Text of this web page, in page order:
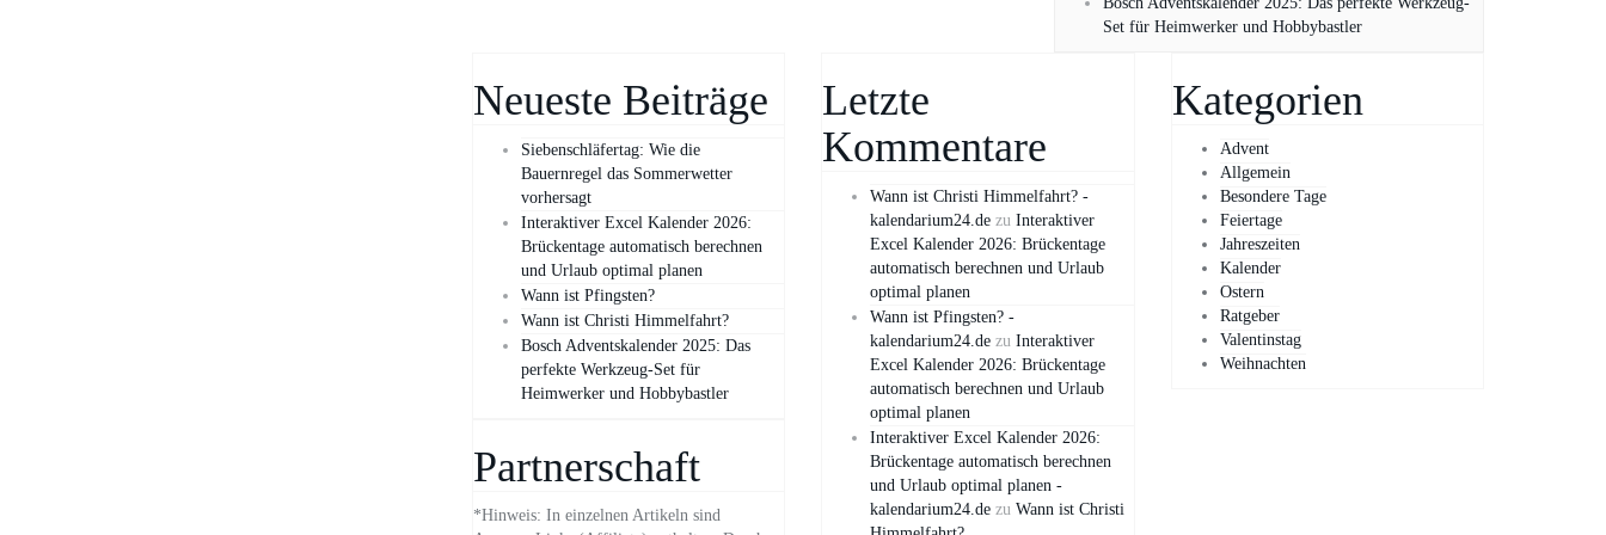
Set für Heimwerker und Hobbybastler
Neueste Beiträge
Siebenschläfertag: Wie die
Bauernregel das Sommerwetter
vorhersagt
Interaktiver Excel Kalender 2026:
Brückentage automatisch berechnen
und Urlaub optimal planen
Wann ist Pfingsten?
Wann ist Christi Himmelfahrt?
Bosch Adventskalender 2025: Das
perfekte Werkzeug-Set für
Heimwerker und Hobbybastler
Partnerschaft
*Hinweis: In einzelnen Artikeln sind
Letzte
Kommentare
Wann ist Christi Himmelfahrt? -
kalendarium24.de zu Interaktiver
Excel Kalender 2026: Brückentage
automatisch berechnen und Urlaub
optimal planen
Wann ist Pfingsten? -
kalendarium24.de zu Interaktiver
Excel Kalender 2026: Brückentage
automatisch berechnen und Urlaub
optimal planen
Interaktiver Excel Kalender 2026:
Brückentage automatisch berechnen
und Urlaub optimal planen -
kalendarium24.de zu Wann ist Christi
Kategorien
Advent
Allgemein
Besondere Tage
Feiertage
Jahreszeiten
Kalender
Ostern
Ratgeber
Valentinstag
Weihnachten